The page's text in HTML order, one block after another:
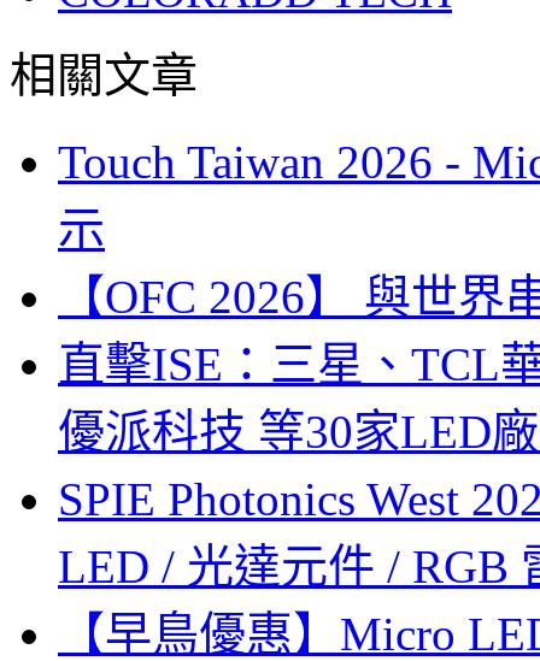
相關文章
Touch Taiwan 2026 -
示
【OFC 2026】 與世界
直擊ISE：三星、TCL
優派科技 等30家LED
SPIE Photonics West
LED / 光達元件 / RGB
【早鳥優惠】Micro